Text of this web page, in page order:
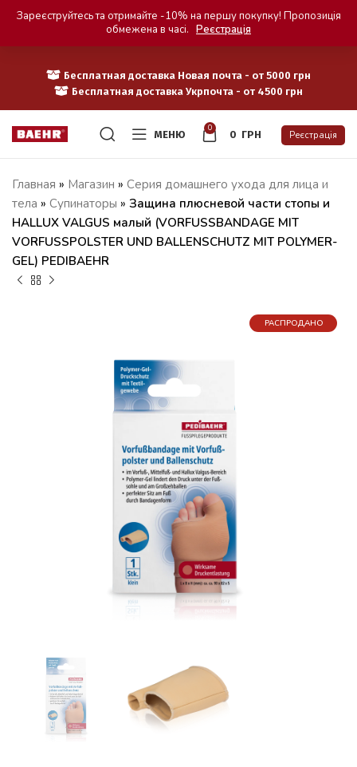
Бесплатная доставка Новая почта - от 5000 грн
Бесплатная доставка Укрпочта - от 4500 грн
МЕНЮ
0
0 ГРН Реєстрація
Главная » Магазин » Серия домашнего ухода для лица и
тела » Супинаторы » Защина плюсневой части стопы и
HALLUX VALGUS малый (VORFUSSBANDAGE MIT
VORFUSSPOLSTER UND BALLENSCHUTZ MIT POLYMER-
GEL) PEDIBAEHR
РАСПРОДАНО
Зареєструйтесь та отримайте -10% на першу покупку! Пропозиція
обмежена в часі. Реєстрація